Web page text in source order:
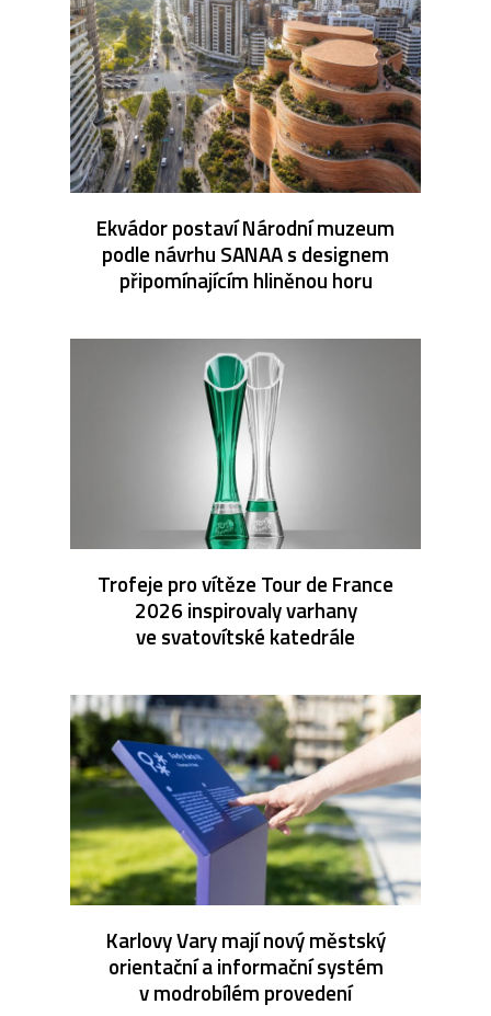
Ekvádor postaví Národní muzeum
podle návrhu SANAA s designem
připomínajícím hliněnou horu
Trofeje pro vítěze Tour de France
2026 inspirovaly varhany
ve svatovítské katedrále
Karlovy Vary mají nový městský
orientační a informační systém
v modrobílém provedení